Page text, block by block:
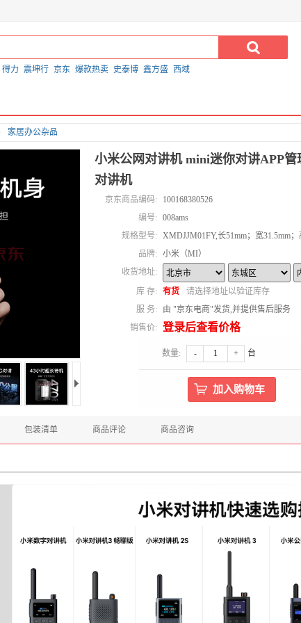
得力 震坤行 京东 爆款热卖 史泰博 鑫方盛 西域
家居办公杂品
小米公网对讲机 mini迷你对讲APP
对讲机
京东商品编码:
100168380526
编号:
008ams
规格型号:
XMDJJM01FY,长51mm；宽31.5mm
品牌:
小米（MI）
收货地址:
库 存:
有货
请选择地址以验证库存
服 务:
由 "京东电商"发货,并提供售后服务
销售价:
登录后查看价格
数量: - + 台
包装清单 商品评论 商品咨询